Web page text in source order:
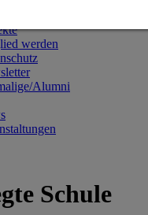
werden
Alumni
Schule